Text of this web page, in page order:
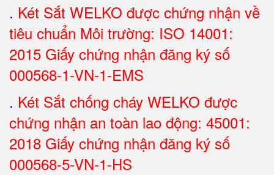
. Két Sắt WELKO được chứng nhận về
tiêu chuẩn Môi trường: ISO 14001:
2015 Giấy chứng nhận đăng ký số
000568-1-VN-1-EMS
. Két Sắt chống cháy WELKO được
chứng nhận an toàn lao động: 45001:
2018 Giấy chứng nhận đăng ký số
000568-5-VN-1-HS